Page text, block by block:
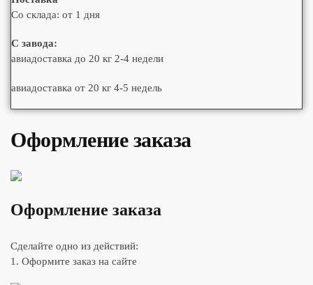
Со склада: от 1 дня
С завода:
авиадоставка до 20 кг 2-4 недели
авиадоставка от 20 кг 4-5 недель
Оформление заказа
Оформление заказа
Сделайте одно из действий:
1. Оформите заказ на сайте